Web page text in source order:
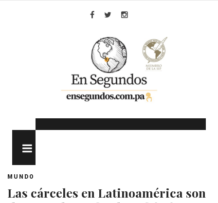
MUNDO
Las cárceles en Latinoamérica son